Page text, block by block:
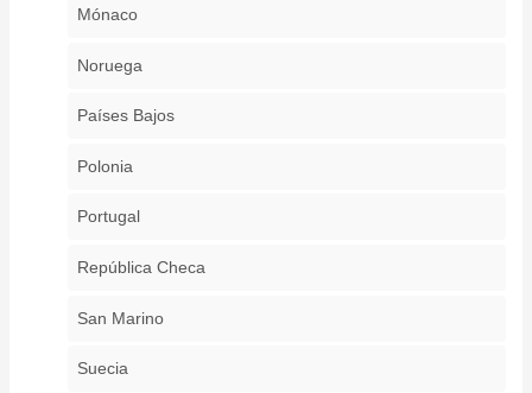
Mónaco
Noruega
Países Bajos
Polonia
Portugal
República Checa
San Marino
Suecia